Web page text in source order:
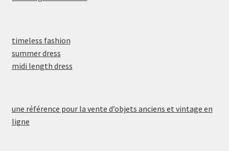
timeless fashion
summer dress
midi length dress
une référence pour la vente d’objets anciens et vintage en
ligne